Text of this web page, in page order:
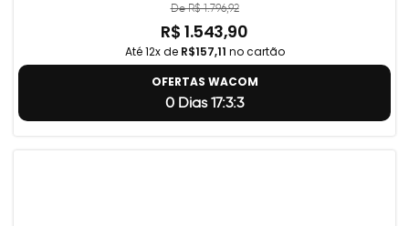
De R$ 1.796,92
R$ 1.543,90
Até 12x de R$157,11 no cartão
OFERTAS WACOM
0 Dias 17:3:2